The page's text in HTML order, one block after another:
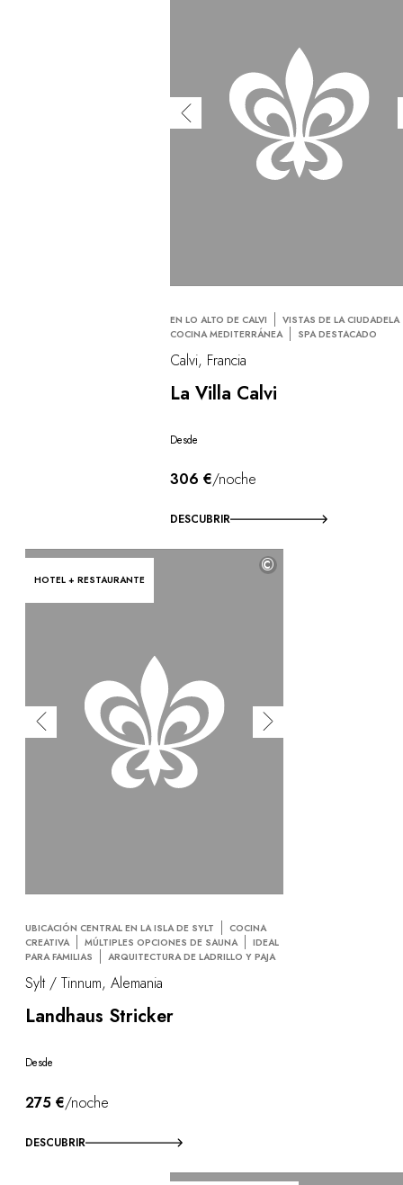
EN LO ALTO DE CALVI
VISTAS DE LA CIUDADELA
COCINA MEDITERRÁNEA
SPA DESTACADO
Calvi, Francia
La Villa Calvi
Desde
306 €/noche
DESCUBRIR
HOTEL + RESTAURANTE
©
UBICACIÓN CENTRAL EN LA ISLA DE SYLT
COCINA
CREATIVA
MÚLTIPLES OPCIONES DE SAUNA
IDEAL
PARA FAMILIAS
ARQUITECTURA DE LADRILLO Y PAJA
Sylt / Tinnum, Alemania
Landhaus Stricker
Desde
275 €/noche
DESCUBRIR